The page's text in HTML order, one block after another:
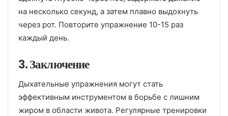
на несколько секунд, а затем плавно выдохнуть
через рот. Повторите упражнение 10-15 раз
каждый день.
3. Заключение
Дыхательные упражнения могут стать
эффективным инструментом в борьбе с лишним
жиром в области живота. Регулярные тренировки